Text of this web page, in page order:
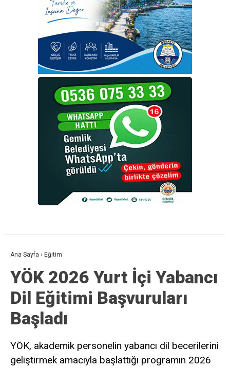
Ana Sayfa › Eğitim
YÖK 2026 Yurt İçi Yabancı
Dil Eğitimi Başvuruları
Başladı
YÖK, akademik personelin yabancı dil becerilerini
geliştirmek amacıyla başlattığı programın 2026